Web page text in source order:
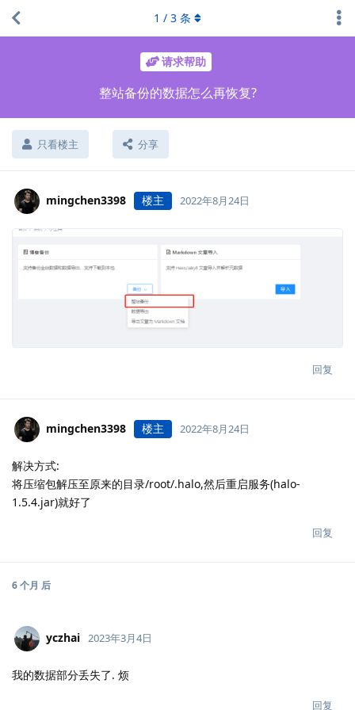
请求帮助
整站备份的数据怎么再恢复?
只看楼主 分享
1 / 3 条
mingchen3398 楼主 2022年8月24日
回复
mingchen3398 楼主 2022年8月24日
解决方式:
将压缩包解压至原来的目录/root/.halo,然后重启服务(halo-
1.5.4.jar)就好了
回复
6 个月 后
yczhai 2023年3月4日
我的数据部分丢失了. 烦
回复